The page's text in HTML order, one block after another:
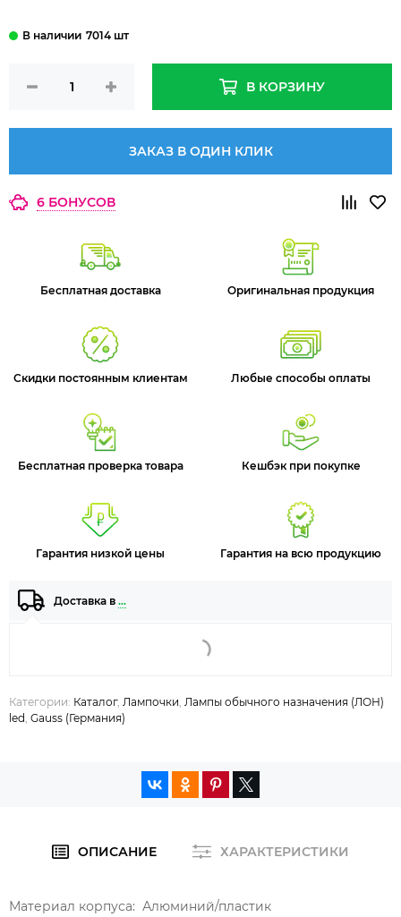
7014 шт
В КОРЗИНУ
ЗАКАЗ В ОДИН КЛИК
6 БОНУСОВ
Бесплатная доставка Оригинальная продукция
Скидки постоянным клиентам Любые способы оплаты
Бесплатная проверка товара Кешбэк при покупке
Гарантия низкой цены Гарантия на всю продукцию
Доставка в …
Категории: Каталог, Лампочки, Лампы обычного назначения (ЛОН)
led, Gauss (Германия)
ОПИСАНИЕ ХАРАКТЕРИСТИКИ
Материал корпуса: Алюминий/пластик